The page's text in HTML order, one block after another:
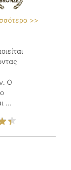
>>
Ο
...